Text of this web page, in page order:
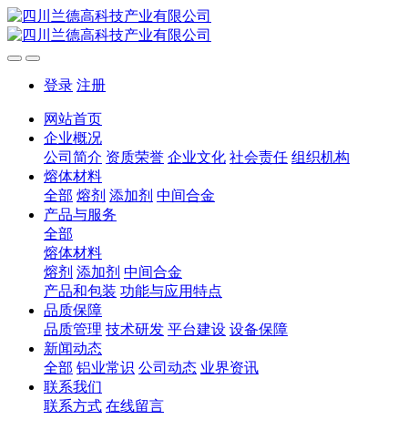
登录 注册
网站首页
企业概况
公司简介 资质荣誉 企业文化 社会责任 组织机构
熔体材料
全部 熔剂 添加剂 中间合金
产品与服务
全部
熔体材料
熔剂 添加剂 中间合金
产品和包装 功能与应用特点
品质保障
品质管理 技术研发 平台建设 设备保障
新闻动态
全部 铝业常识 公司动态 业界资讯
联系我们
联系方式 在线留言